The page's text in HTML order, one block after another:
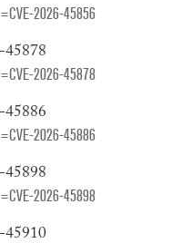
2026-45856
45878
2026-45878
45886
2026-45886
45898
2026-45898
45910